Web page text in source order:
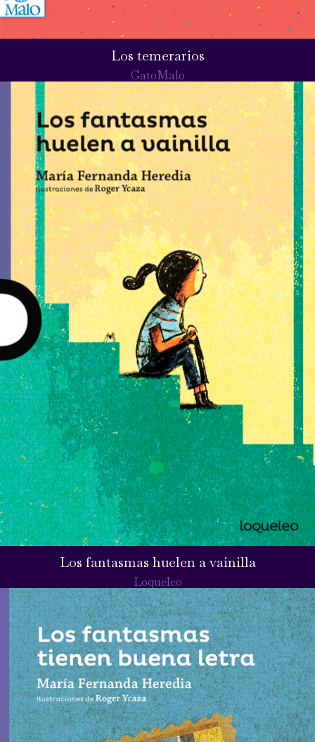
Los temerarios
GatoMalo
Los fantasmas huelen a vainilla
Loqueleo